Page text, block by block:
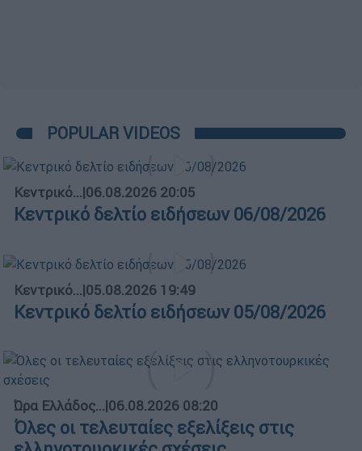
POPULAR VIDEOS
Κεντρικό...|06.08.2026 20:05
Κεντρικό δελτίο ειδήσεων 06/08/2026
Κεντρικό...|05.08.2026 19:49
Κεντρικό δελτίο ειδήσεων 05/08/2026
Ώρα Ελλάδος...|06.08.2026 08:20
Όλες οι τελευταίες εξελίξεις στις